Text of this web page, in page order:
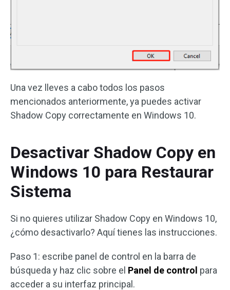
Una vez lleves a cabo todos los pasos
mencionados anteriormente, ya puedes activar
Shadow Copy correctamente en Windows 10.
Desactivar Shadow Copy en
Windows 10 para Restaurar
Sistema
Si no quieres utilizar Shadow Copy en Windows 10,
¿cómo desactivarlo? Aquí tienes las instrucciones.
Paso 1: escribe panel de control en la barra de
búsqueda y haz clic sobre el Panel de control para
acceder a su interfaz principal.